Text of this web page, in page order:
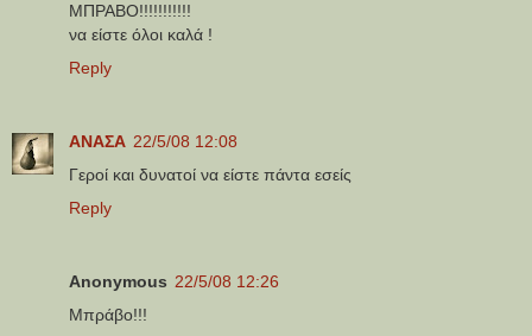
ΜΠΡΑΒΟ!!!!!!!!!!!
να είστε όλοι καλά !
Reply
ΑΝΑΣΑ 22/5/08 12:08
Γεροί και δυνατοί να είστε πάντα εσείς
Reply
Anonymous 22/5/08 12:26
Μπράβο!!!